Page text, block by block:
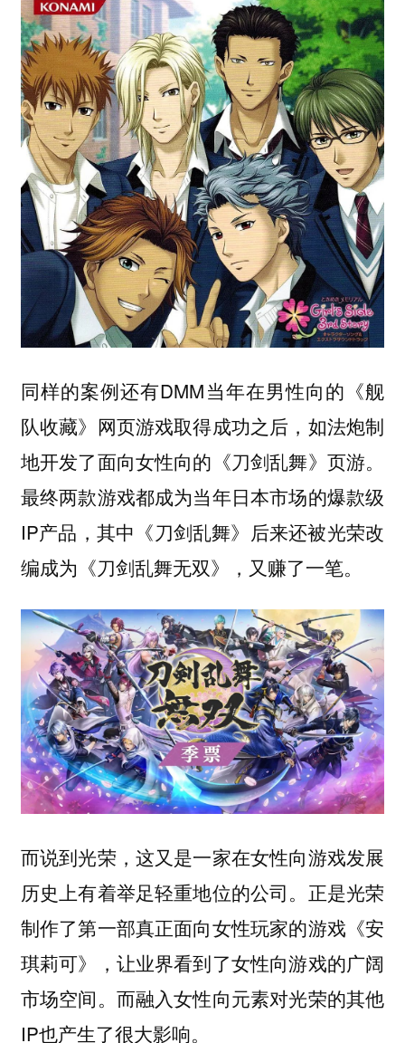
同样的案例还有DMM当年在男性向的《舰
队收藏》网页游戏取得成功之后，如法炮制
地开发了面向女性向的《刀剑乱舞》页游。
最终两款游戏都成为当年日本市场的爆款级
IP产品，其中《刀剑乱舞》后来还被光荣改
编成为《刀剑乱舞无双》，又赚了一笔。
而说到光荣，这又是一家在女性向游戏发展
历史上有着举足轻重地位的公司。正是光荣
制作了第一部真正面向女性玩家的游戏《安
琪莉可》，让业界看到了女性向游戏的广阔
市场空间。而融入女性向元素对光荣的其他
IP也产生了很大影响。